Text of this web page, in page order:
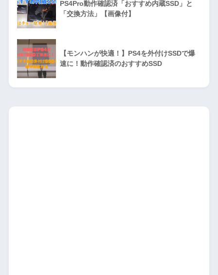
PS4Pro動作確認済「おすすめ内蔵SSD」と
「交換方法」【画像付】
【モンハンが快適！】PS4を外付けSSDで爆
速に！動作確認済のおすすめSSD